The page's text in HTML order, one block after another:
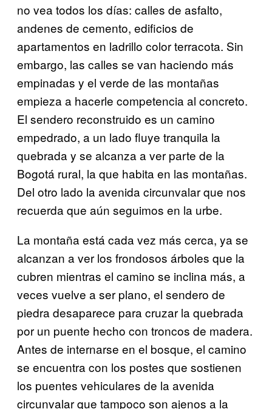
no vea todos los días: calles de asfalto,
andenes de cemento, edificios de
apartamentos en ladrillo color terracota. Sin
embargo, las calles se van haciendo más
empinadas y el verde de las montañas
empieza a hacerle competencia al concreto.
El sendero reconstruido es un camino
empedrado, a un lado fluye tranquila la
quebrada y se alcanza a ver parte de la
Bogotá rural, la que habita en las montañas.
Del otro lado la avenida circunvalar que nos
recuerda que aún seguimos en la urbe.
La montaña está cada vez más cerca, ya se
alcanzan a ver los frondosos árboles que la
cubren mientras el camino se inclina más, a
veces vuelve a ser plano, el sendero de
piedra desaparece para cruzar la quebrada
por un puente hecho con troncos de madera.
Antes de internarse en el bosque, el camino
se encuentra con los postes que sostienen
los puentes vehiculares de la avenida
circunvalar que tampoco son ajenos a la